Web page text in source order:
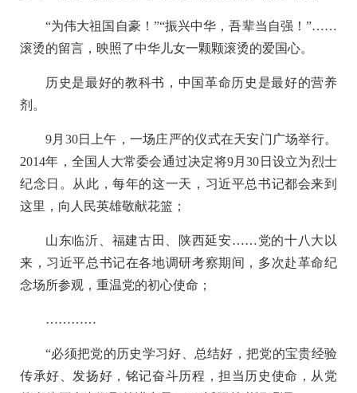
“为伟大祖国自豪！”“振兴中华，吾辈当自强！”……
滚烫的留言，映照了中华儿女一颗颗滚烫的爱国心。
历史是最好的教科书，中国革命历史是最好的营养
剂。
9月30日上午，一场庄严的仪式在天安门广场举行。
2014年，全国人大常委会通过决定将9月30日设立为烈士
纪念日。从此，每年的这一天，习近平总书记都会来到
这里，向人民英雄敬献花篮；
山东临沂、福建古田、陕西延安……党的十八大以
来，习近平总书记在各地调研考察期间，多次赴革命纪
念场所参观，重温党的初心使命；
…………
“必须把党的历史学习好、总结好，把党的宝贵经验
传承好、发扬好，铭记奋斗历程，担当历史使命，从党